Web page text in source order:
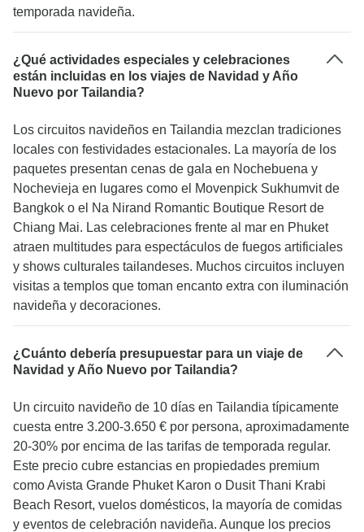
temporada navideña.
¿Qué actividades especiales y celebraciones
están incluidas en los viajes de Navidad y Año
Nuevo por Tailandia?
Los circuitos navideños en Tailandia mezclan tradiciones
locales con festividades estacionales. La mayoría de los
paquetes presentan cenas de gala en Nochebuena y
Nochevieja en lugares como el Movenpick Sukhumvit de
Bangkok o el Na Nirand Romantic Boutique Resort de
Chiang Mai. Las celebraciones frente al mar en Phuket
atraen multitudes para espectáculos de fuegos artificiales
y shows culturales tailandeses. Muchos circuitos incluyen
visitas a templos que toman encanto extra con iluminación
navideña y decoraciones.
¿Cuánto debería presupuestar para un viaje de
Navidad y Año Nuevo por Tailandia?
Un circuito navideño de 10 días en Tailandia típicamente
cuesta entre 3.200-3.650 € por persona, aproximadamente
20-30% por encima de las tarifas de temporada regular.
Este precio cubre estancias en propiedades premium
como Avista Grande Phuket Karon o Dusit Thani Krabi
Beach Resort, vuelos domésticos, la mayoría de comidas
y eventos de celebración navideña. Aunque los precios